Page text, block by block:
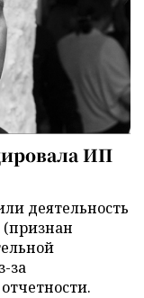
ИП
деятельность
за